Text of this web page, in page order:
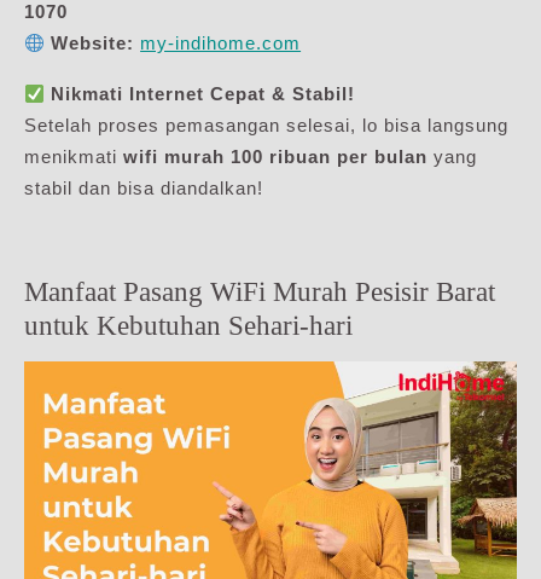
1070
Website: my-indihome.com
Nikmati Internet Cepat & Stabil!
Setelah proses pemasangan selesai, lo bisa langsung
menikmati wifi murah 100 ribuan per bulan yang
stabil dan bisa diandalkan!
Manfaat Pasang WiFi Murah Pesisir Barat
untuk Kebutuhan Sehari-hari